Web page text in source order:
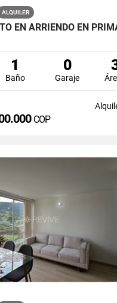
ALQUILER
1
Baño
0
Garaje
COP